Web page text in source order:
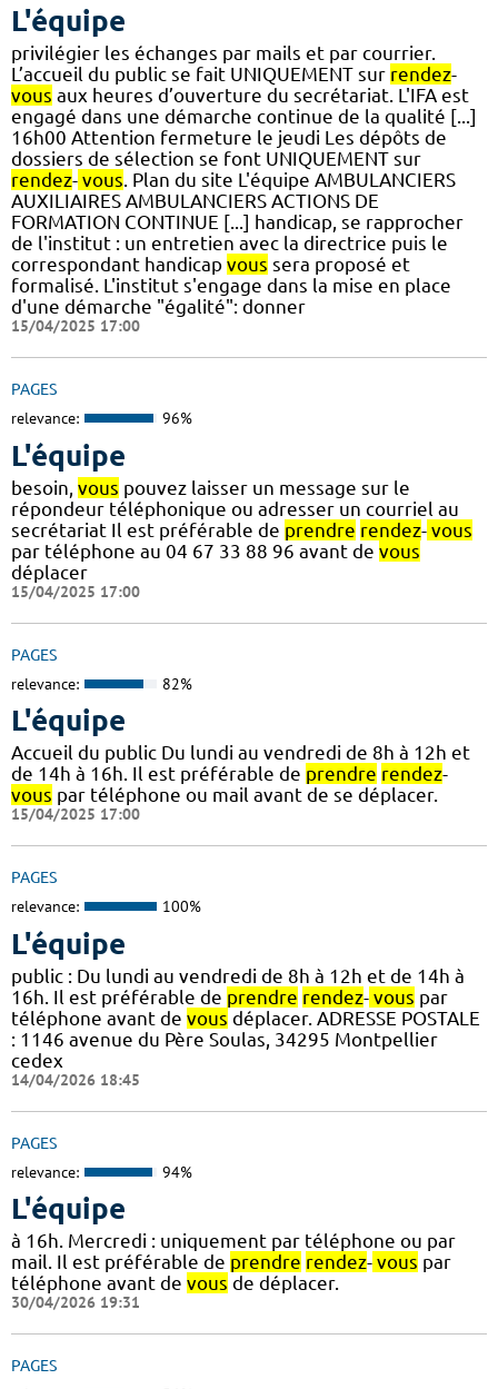
L'équipe
privilégier les échanges par mails et par courrier.
L’accueil du public se fait UNIQUEMENT sur rendez-
vous aux heures d’ouverture du secrétariat. L'IFA est
engagé dans une démarche continue de la qualité [...]
16h00 Attention fermeture le jeudi Les dépôts de
dossiers de sélection se font UNIQUEMENT sur
rendez- vous. Plan du site L'équipe AMBULANCIERS
AUXILIAIRES AMBULANCIERS ACTIONS DE
FORMATION CONTINUE [...] handicap, se rapprocher
de l'institut : un entretien avec la directrice puis le
correspondant handicap vous sera proposé et
formalisé. L'institut s'engage dans la mise en place
d'une démarche "égalité": donner
15/04/2025 17:00
PAGES
relevance: 96%
L'équipe
besoin, vous pouvez laisser un message sur le
répondeur téléphonique ou adresser un courriel au
secrétariat Il est préférable de prendre rendez- vous
par téléphone au 04 67 33 88 96 avant de vous
déplacer
15/04/2025 17:00
PAGES
relevance: 82%
L'équipe
Accueil du public Du lundi au vendredi de 8h à 12h et
de 14h à 16h. Il est préférable de prendre rendez-
vous par téléphone ou mail avant de se déplacer.
15/04/2025 17:00
PAGES
relevance: 100%
L'équipe
public : Du lundi au vendredi de 8h à 12h et de 14h à
16h. Il est préférable de prendre rendez- vous par
téléphone avant de vous déplacer. ADRESSE POSTALE
: 1146 avenue du Père Soulas, 34295 Montpellier
cedex
14/04/2026 18:45
PAGES
relevance: 94%
L'équipe
à 16h. Mercredi : uniquement par téléphone ou par
mail. Il est préférable de prendre rendez- vous par
téléphone avant de vous de déplacer.
30/04/2026 19:31
PAGES